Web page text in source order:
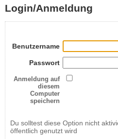
Login/Anmeldung
Benutzername
Passwort
Anmeldung auf
diesem
Computer
speichern
Du solltest diese Option nicht
öffentlich genutzt wird